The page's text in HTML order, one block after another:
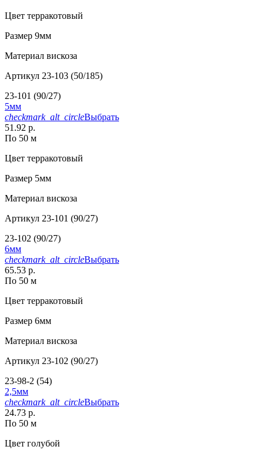
Цвет терракотовый
Размер 9мм
Материал вискоза
Артикул 23-103 (50/185)
23-101 (90/27)
5мм
checkmark_alt_circleВыбрать
51.92 р.
По 50 м
Цвет терракотовый
Размер 5мм
Материал вискоза
Артикул 23-101 (90/27)
23-102 (90/27)
6мм
checkmark_alt_circleВыбрать
65.53 р.
По 50 м
Цвет терракотовый
Размер 6мм
Материал вискоза
Артикул 23-102 (90/27)
23-98-2 (54)
2,5мм
checkmark_alt_circleВыбрать
24.73 р.
По 50 м
Цвет голубой